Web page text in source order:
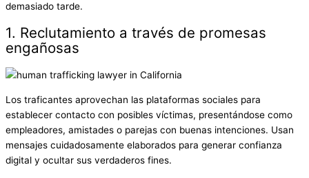
demasiado tarde.
1. Reclutamiento a través de promesas
engañosas
Los traficantes aprovechan las plataformas sociales para
establecer contacto con posibles víctimas, presentándose como
empleadores, amistades o parejas con buenas intenciones. Usan
mensajes cuidadosamente elaborados para generar confianza
digital y ocultar sus verdaderos fines.